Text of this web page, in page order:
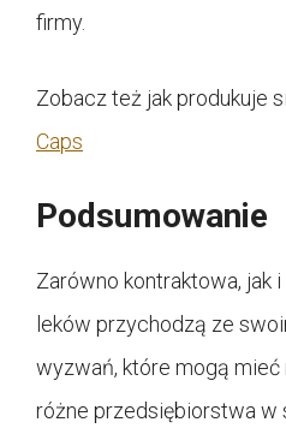
firmy.
Zobacz też jak produkuje
Caps
Podsumowanie
Zarówno kontraktowa, jak
leków przychodzą ze
wyzwań, które mogą mieć
różne przedsiębiorstwa w